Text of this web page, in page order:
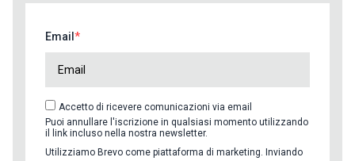
Email
Accetto di ricevere comunicazioni via email
Puoi annullare l'iscrizione in qualsiasi momento utilizzando
il link incluso nella nostra newsletter.
Utilizziamo Brevo come piattaforma di marketing. Inviando